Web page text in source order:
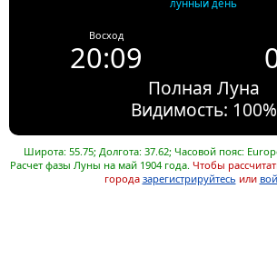
лунный день
Восход
20:09
Полная Луна
Видимость: 100%
Широта: 55.75; Долгота: 37.62; Часовой пояс:
Расчет фазы Луны на май 1904 года. Чтобы
города зарегистрируйтесь или